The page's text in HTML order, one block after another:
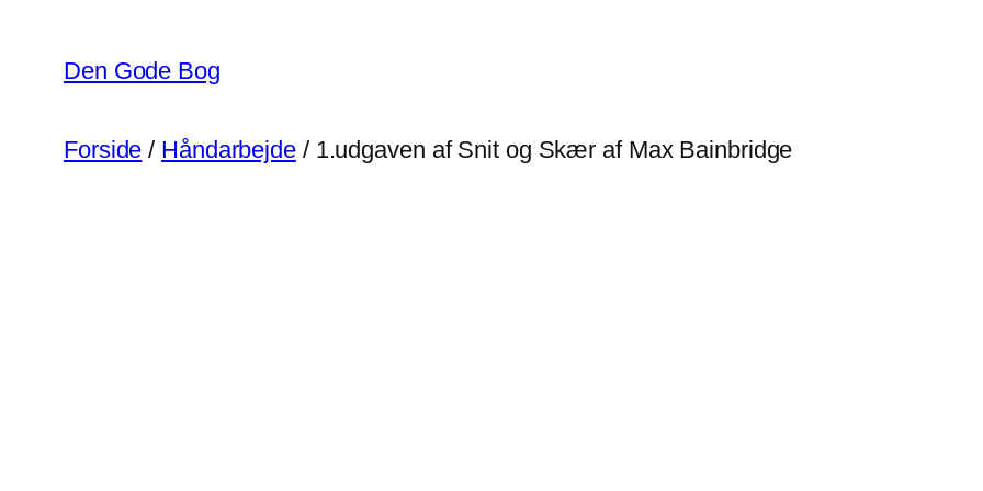
indhold
Den Gode Bog
Forside / Håndarbejde/ 1.udgaven af Snit og Skær af Max Bainbridge